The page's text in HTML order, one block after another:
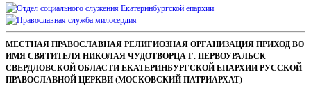
Sidebar
Footer
Content
МЕСТНАЯ ПРАВОСЛАВНАЯ РЕЛИГИОЗНАЯ ОРГАНИЗАЦИЯ ПРИХОД ВО
ИМЯ СВЯТИТЕЛЯ НИКОЛАЯ ЧУДОТВОРЦА Г. ПЕРВОУРАЛЬСК
СВЕРДЛОВСКОЙ ОБЛАСТИ ЕКАТЕРИНБУРГСКОЙ ЕПАРХИИ РУССКОЙ
ПРАВОСЛАВНОЙ ЦЕРКВИ (МОСКОВСКИЙ ПАТРИАРХАТ)